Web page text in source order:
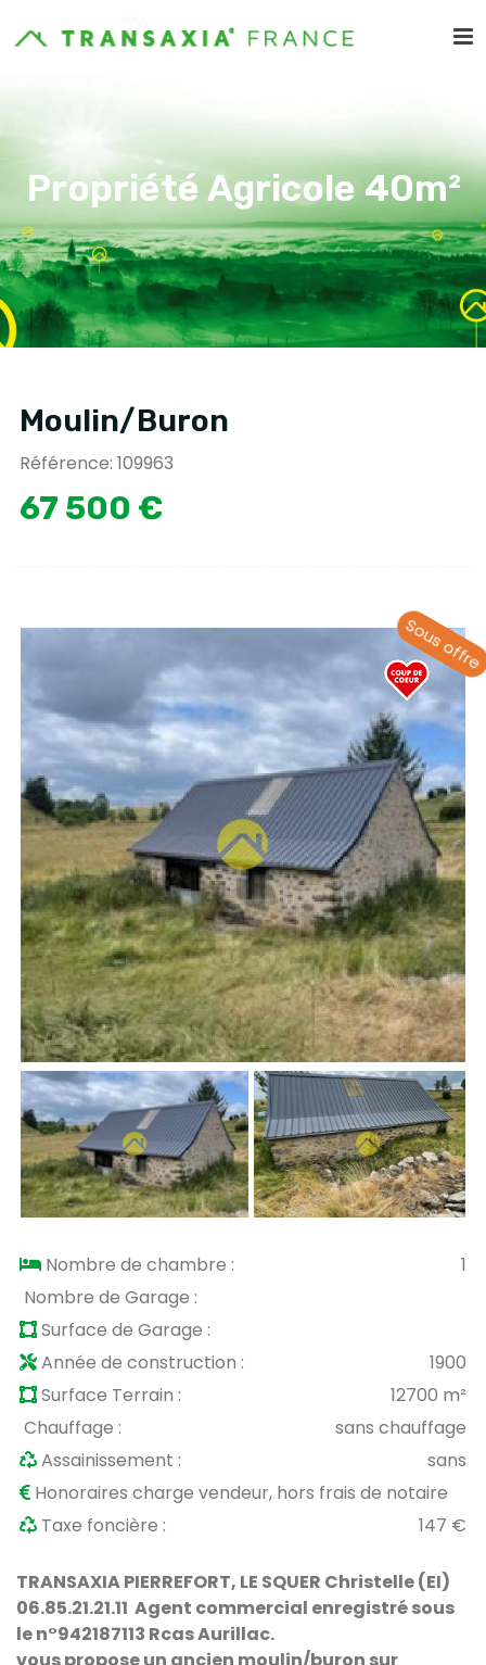
Propriété Agricole 40m²
Moulin/Buron
Référence: 109963
67 500 €
Sous offre
Nombre de chambre :
1
Nombre de Garage :
Surface de Garage :
Année de construction :
1900
Surface Terrain :
12700 m²
Chauffage :
sans chauffage
Assainissement :
sans
Honoraires charge vendeur, hors frais de notaire
Taxe foncière :
147 €
TRANSAXIA PIERREFORT, LE SQUER Christelle (EI)
06.85.21.21.11 Agent commercial enregistré sous
le n°942187113 Rcas Aurillac.
vous propose un ancien moulin/buron sur